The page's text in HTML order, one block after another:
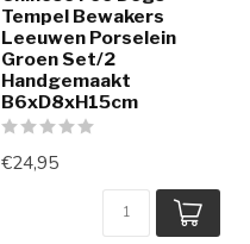
Tempel Bewakers
Leeuwen Porselein
Groen Set/2
Handgemaakt
B6xD8xH15cm
€24,95